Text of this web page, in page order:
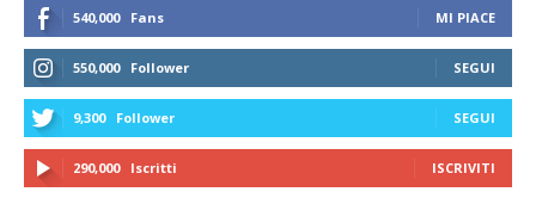
540,000 Fans MI PIACE
550,000 Follower SEGUI
9,300 Follower SEGUI
290,000 Iscritti ISCRIVITI